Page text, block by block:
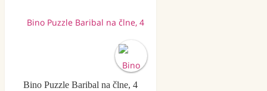
Bino Puzzle Baribal na člne, 4